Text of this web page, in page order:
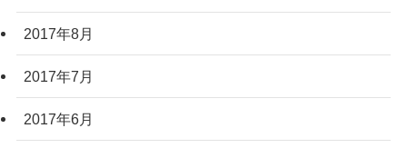
2017年8月
2017年7月
2017年6月